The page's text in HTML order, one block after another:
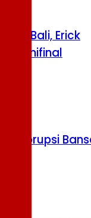
ke Bali, Erick
Semifinal
Korupsi